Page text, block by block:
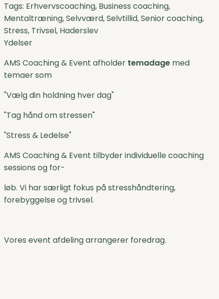
Tags: Erhvervscoaching, Business coaching,
Mentaltræning, Selvværd, Selvtillid, Senior coaching,
Stress, Trivsel, Haderslev
Ydelser
AMS Coaching & Event afholder temadage med
temaer som
"Vælg din holdning hver dag"
"Tag hånd om stressen"
"Stress & Ledelse"
AMS Coaching & Event tilbyder individuelle coaching
sessions og for-
løb. Vi har særligt fokus på stresshåndtering,
forebyggelse og trivsel.
Vores event afdeling arrangerer foredrag.